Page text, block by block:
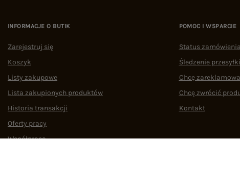
INFORMACJE O BUTIK
Zarejestruj się
Koszyk
Listy zakupowe
Lista zakupionych produktów
Historia transakcji
Oferty pracy
Współpraca
POMOC I WSPARCIE
Status zamówienia
Śledzenie przesyłki
Chcę
Chcę zwrócić
Kontakt